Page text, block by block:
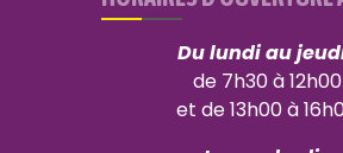
Du lundi au
de 7h30 à 12h00
et de 13h00 à